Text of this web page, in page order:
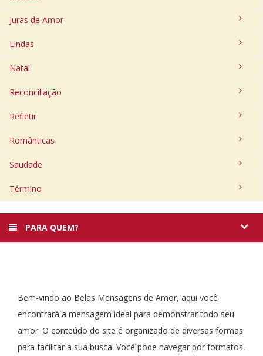
Juras de Amor
Lindas
Natal
Reconciliação
Refletir
Românticas
Saudade
Término
PARA QUEM?
Bem-vindo ao Belas Mensagens de Amor, aqui você
encontrará a mensagem ideal para demonstrar todo seu
amor. O conteúdo do site é organizado de diversas formas
para facilitar a sua busca. Você pode navegar por formatos,